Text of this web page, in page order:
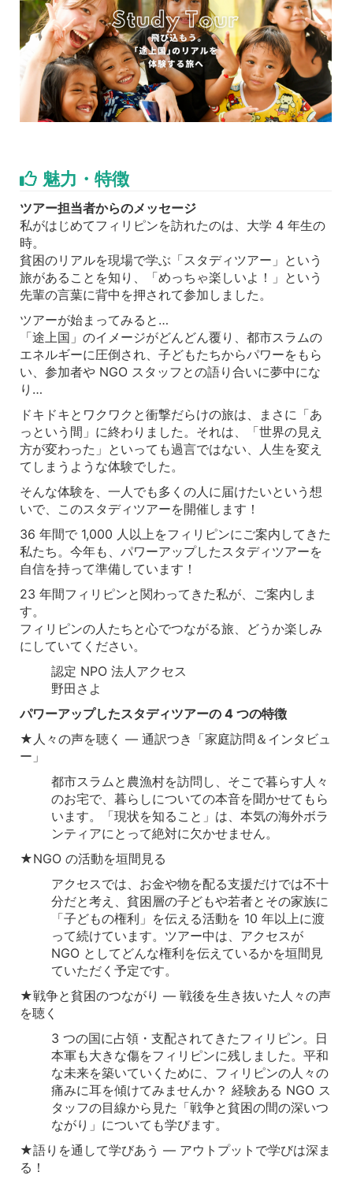
魅力・特徴
ツアー担当者からのメッセージ
私がはじめてフィリピンを訪れたのは、大学 4 年生の
時。
貧困のリアルを現場で学ぶ「スタディツアー」という
旅があることを知り、「めっちゃ楽しいよ！」という
先輩の言葉に背中を押されて参加しました。
ツアーが始まってみると…
「途上国」のイメージがどんどん覆り、都市スラムの
エネルギーに圧倒され、子どもたちからパワーをもら
い、参加者や NGO スタッフとの語り合いに夢中にな
り…
ドキドキとワクワクと衝撃だらけの旅は、まさに「あ
っという間」に終わりました。それは、「世界の見え
方が変わった」といっても過言ではない、人生を変え
てしまうような体験でした。
そんな体験を、一人でも多くの人に届けたいという想
いで、このスタディツアーを開催します！
36 年間で 1,000 人以上をフィリピンにご案内してきた
私たち。今年も、パワーアップしたスタディツアーを
自信を持って準備しています！
23 年間フィリピンと関わってきた私が、ご案内しま
す。
フィリピンの人たちと心でつながる旅、どうか楽しみ
にしていてください。
認定 NPO 法人アクセス
野田さよ
パワーアップしたスタディツアーの 4 つの特徴
★人々の声を聴く ― 通訳つき「家庭訪問＆インタビュ
ー」
都市スラムと農漁村を訪問し、そこで暮らす人々
のお宅で、暮らしについての本音を聞かせてもら
います。「現状を知ること」は、本気の海外ボラ
ンティアにとって絶対に欠かせません。
★NGO の活動を垣間見る
アクセスでは、お金や物を配る支援だけでは不十
分だと考え、貧困層の子どもや若者とその家族に
「子どもの権利」を伝える活動を 10 年以上に渡
って続けています。ツアー中は、アクセスが
NGO としてどんな権利を伝えているかを垣間見
ていただく予定です。
★戦争と貧困のつながり ― 戦後を生き抜いた人々の声
を聴く
3 つの国に占領・支配されてきたフィリピン。日
本軍も大きな傷をフィリピンに残しました。平和
な未来を築いていくために、フィリピンの人々の
痛みに耳を傾けてみませんか？ 経験ある NGO ス
タッフの目線から見た「戦争と貧困の間の深いつ
ながり」についても学びます。
★語りを通して学びあう ― アウトプットで学びは深ま
る！